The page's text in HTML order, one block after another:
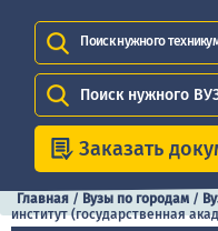
Поиск нужного
Поиск нужного
Заказать
Главная / Вузы по городам /
институт (государственная